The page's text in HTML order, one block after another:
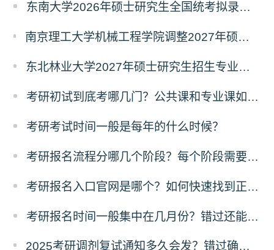
东南大学2026年硕士研究生全国统考拟录取名单公示
南京理工大学机械工程学院调整2027年硕士研究生初试和复试科目的说明
东北林业大学2027年硕士研究生招生专业调整情况公告
考研初试到底考哪几门？公共课和专业课如何划分？
考研考试时间一般是每年的什么时候？
考研报名流程分哪几个阶段？每个阶段需要做什么？
考研报名入口官网是哪个？如何快速找到正确网址？
考研报名时间一般集中在几月份？错过还能补报吗？
2025考研调剂复试通知多久会发？错过确认时间怎么办？